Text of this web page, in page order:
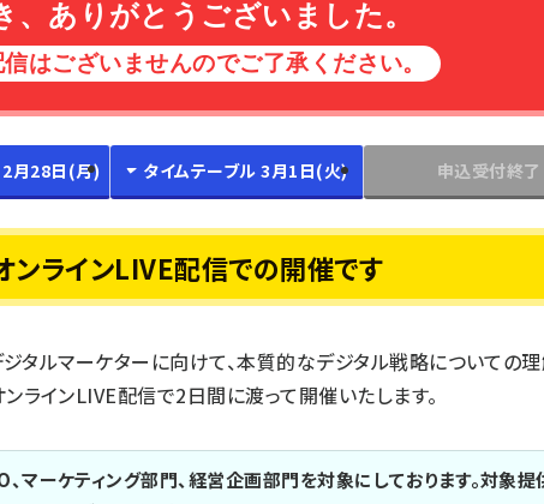
、ありがとうございました。
はございませんのでご了承ください。
2月28日(月) タイムテーブル 3月1日(火) 申込受付終了
ンラインLIVE配信での開催です
タルマーケターに向けて、本質的なデジタル戦略についての
ラインLIVE配信で2日間に渡って開催いたします。
マーケティング部門、経営企画部門を対象にしております。対象提